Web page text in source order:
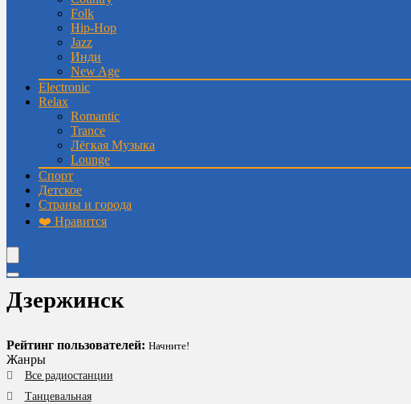
Folk
Hip-Hop
Jazz
Инди
New Age
Electronic
Relax
Romantic
Trance
Лёгкая Музыка
Lounge
Спорт
Детское
Страны и города
❤️ Нравится
Дзержинск
Рейтинг пользователей: Начните!
Жанры
Все радиостанции
Танцевальная